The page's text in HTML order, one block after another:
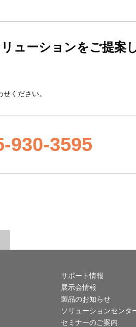
ューションをご提案
ください。
930-3595
サポート情報
展示会情報
製品のお知らせ
ソリューションセンタ
セミナーのご案内